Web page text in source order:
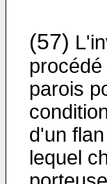
(57)
parois
d'un
lequel